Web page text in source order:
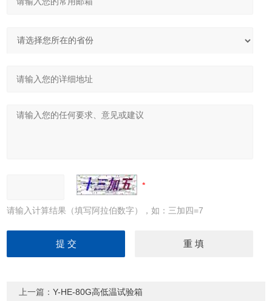
请输入计算结果（填写阿拉伯数字），如：三加四=7
上一篇：Y-HE-80G高低温试验箱